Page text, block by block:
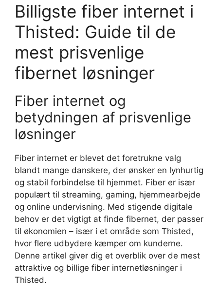
Billigste fiber internet i
Thisted: Guide til de
mest prisvenlige
fibernet løsninger
Fiber internet og
betydningen af prisvenlige
løsninger
Fiber internet er blevet det foretrukne valg
blandt mange danskere, der ønsker en lynhurtig
og stabil forbindelse til hjemmet. Fiber er især
populært til streaming, gaming, hjemmearbejde
og online undervisning. Med stigende digitale
behov er det vigtigt at finde fibernet, der passer
til økonomien – især i et område som Thisted,
hvor flere udbydere kæmper om kunderne.
Denne artikel giver dig et overblik over de mest
attraktive og billige fiber internetløsninger i
Thisted.